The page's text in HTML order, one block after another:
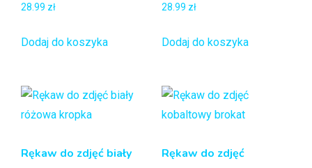
28.99 zł
Dodaj do koszyka
28.99 zł
Dodaj do koszyka
Rękaw do zdjęć biały
Rękaw do zdjęć